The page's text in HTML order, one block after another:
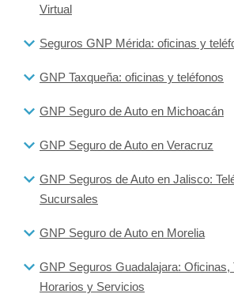
Virtual
Seguros GNP Mérida: oficinas y
GNP Taxqueña: oficinas y teléfonos
GNP Seguro de Auto en Michoacán
GNP Seguro de Auto en Veracruz
GNP Seguros de Auto en Jalisco:
Sucursales
GNP Seguro de Auto en Morelia
GNP Seguros Guadalajara: Oficinas,
Horarios y Servicios